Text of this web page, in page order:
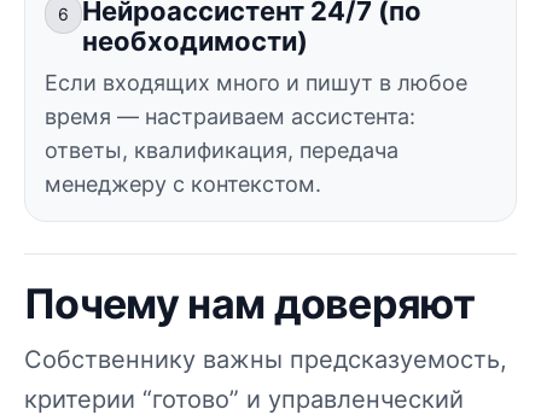
6
Нейроассистент 24/7 (по
необходимости)
Если входящих много и пишут в любое
время — настраиваем ассистента:
ответы, квалификация, передача
менеджеру с контекстом.
Почему нам доверяют
Собственнику важны предсказуемость,
критерии “готово” и управленческий